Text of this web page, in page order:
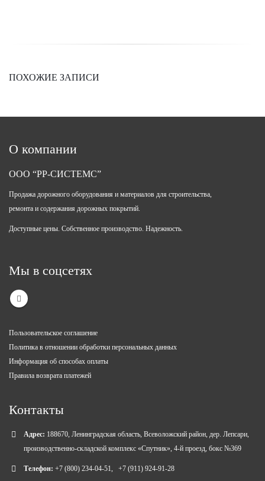
ПОХОЖИЕ ЗАПИСИ
О компании
ООО “РР-СИСТЕМС”
Продажа дорожного оборудования и материалов для строительства,
ремонта и содержания дорожных покрытий.
Доступные цены. Собственное производство. Надежность.
Мы в соцсетях
Пользовательское соглашение
Политика в отношении обработки персональных данных
Информация об способах оплаты
Правила возврата платежей
Контакты
Адрес: 188670, Ленинградская область, Всеволожский район, дер. Лепсари,
производственно-складской комплекс «Спутник», 4-й проезд, бокс №369
Телефон: +7 (800) 234-04-51 +7 (911) 924-91-28